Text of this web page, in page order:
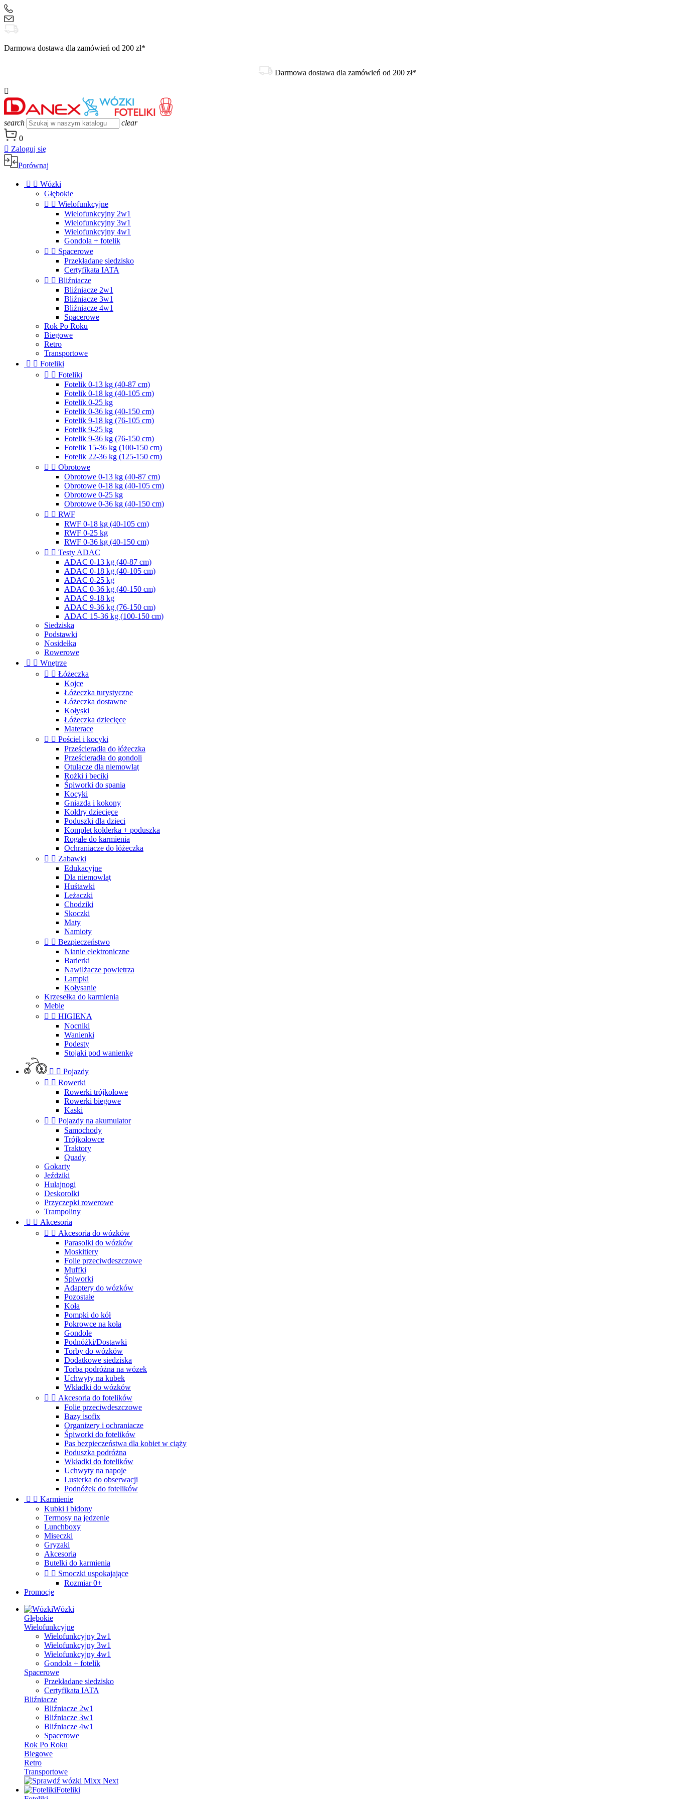
Darmowa dostawa dla zamówień od 200 zł*
Darmowa dostawa dla zamówień od 200 zł*

search
clear
0
 Zaloguj się
Porównaj
  Wózki
Głębokie
  Wielofunkcyjne
Wielofunkcyjny 2w1
Wielofunkcyjny 3w1
Wielofunkcyjny 4w1
Gondola + fotelik
  Spacerowe
Przekładane siedzisko
Certyfikata IATA
  Bliźniacze
Bliźniacze 2w1
Bliźniacze 3w1
Bliźniacze 4w1
Spacerowe
Rok Po Roku
Biegowe
Retro
Transportowe
  Foteliki
  Foteliki
Fotelik 0-13 kg (40-87 cm)
Fotelik 0-18 kg (40-105 cm)
Fotelik 0-25 kg
Fotelik 0-36 kg (40-150 cm)
Fotelik 9-18 kg (76-105 cm)
Fotelik 9-25 kg
Fotelik 9-36 kg (76-150 cm)
Fotelik 15-36 kg (100-150 cm)
Fotelik 22-36 kg (125-150 cm)
  Obrotowe
Obrotowe 0-13 kg (40-87 cm)
Obrotowe 0-18 kg (40-105 cm)
Obrotowe 0-25 kg
Obrotowe 0-36 kg (40-150 cm)
  RWF
RWF 0-18 kg (40-105 cm)
RWF 0-25 kg
RWF 0-36 kg (40-150 cm)
  Testy ADAC
ADAC 0-13 kg (40-87 cm)
ADAC 0-18 kg (40-105 cm)
ADAC 0-25 kg
ADAC 0-36 kg (40-150 cm)
ADAC 9-18 kg
ADAC 9-36 kg (76-150 cm)
ADAC 15-36 kg (100-150 cm)
Siedziska
Podstawki
Nosidełka
Rowerowe
  Wnętrze
  Łóżeczka
Kojce
Łóżeczka turystyczne
Łóżeczka dostawne
Kołyski
Łóżeczka dziecięce
Materace
  Pościel i kocyki
Prześcieradła do łóżeczka
Prześcieradła do gondoli
Otulacze dla niemowląt
Rożki i beciki
Śpiworki do spania
Kocyki
Gniazda i kokony
Kołdry dziecięce
Poduszki dla dzieci
Komplet kołderka + poduszka
Rogale do karmienia
Ochraniacze do łóżeczka
  Zabawki
Edukacyjne
Dla niemowląt
Huśtawki
Leżaczki
Chodziki
Skoczki
Maty
Namioty
  Bezpieczeństwo
Nianie elektroniczne
Barierki
Nawilżacze powietrza
Lampki
Kołysanie
Krzesełka do karmienia
Meble
  HIGIENA
Nocniki
Wanienki
Podesty
Stojaki pod wanienkę
  Pojazdy
  Rowerki
Rowerki trójkołowe
Rowerki biegowe
Kaski
  Pojazdy na akumulator
Samochody
Trójkołowce
Traktory
Quady
Gokarty
Jeździki
Hulajnogi
Deskorolki
Przyczepki rowerowe
Trampoliny
  Akcesoria
  Akcesoria do wózków
Parasolki do wózków
Moskitiery
Folie przeciwdeszczowe
Muffki
Śpiworki
Adaptery do wózków
Pozostałe
Koła
Pompki do kół
Pokrowce na koła
Gondole
Podnóżki/Dostawki
Torby do wózków
Dodatkowe siedziska
Torba podróżna na wózek
Uchwyty na kubek
Wkładki do wózków
  Akcesoria do fotelików
Folie przeciwdeszczowe
Bazy isofix
Organizery i ochraniacze
Śpiworki do fotelików
Pas bezpieczeństwa dla kobiet w ciąży
Poduszka podróżna
Wkładki do fotelików
Uchwyty na napoje
Lusterka do obserwacji
Podnóżek do fotelików
  Karmienie
Kubki i bidony
Termosy na jedzenie
Lunchboxy
Miseczki
Gryzaki
Akcesoria
Butelki do karmienia
  Smoczki uspokajające
Rozmiar 0+
Promocje
Wózki
Głębokie
Wielofunkcyjne
Wielofunkcyjny 2w1
Wielofunkcyjny 3w1
Wielofunkcyjny 4w1
Gondola + fotelik
Spacerowe
Przekładane siedzisko
Certyfikata IATA
Bliźniacze
Bliźniacze 2w1
Bliźniacze 3w1
Bliźniacze 4w1
Spacerowe
Rok Po Roku
Biegowe
Retro
Transportowe
Foteliki